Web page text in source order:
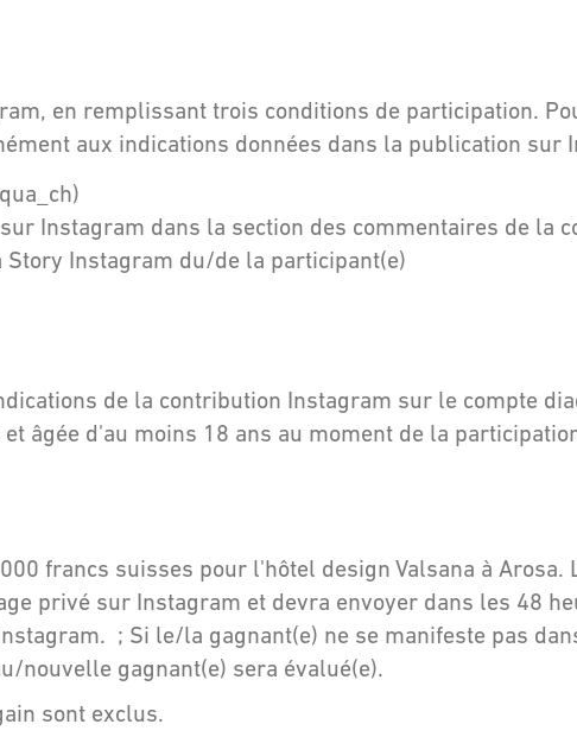
en remplissant trois conditions de participation.
aux indications données dans la publication sur
Instagram dans la section des commentaires de la
Instagram du/de la participant(e)
de la contribution Instagram sur le compte
âgée d'au moins 18 ans au moment de la
francs suisses pour l'hôtel design Valsana à Arosa.
privé sur Instagram et devra envoyer dans les 48
; Si le/la gagnant(e) ne se manifeste pas
nouvelle gagnant(e) sera évalué(e).
sont exclus.